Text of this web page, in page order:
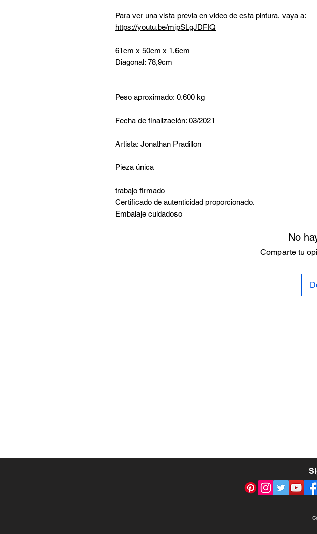
Para ver una vista previa en video de esta pintura, vaya a:
https://youtu.be/mipSLgJDFIQ
61cm x 50cm x 1,6cm
Diagonal: 78,9cm
Peso aproximado: 0.600 kg
Fecha de finalización: 03/2021
Artista: Jonathan Pradillon
Pieza única
trabajo firmado
Certificado de autenticidad proporcionado.
Embalaje cuidadoso
No
Comparte tu